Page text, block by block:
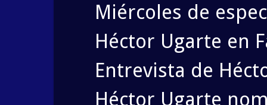
Miércoles de
Héctor Ugarte en
Entrevista de
Héctor Ugarte